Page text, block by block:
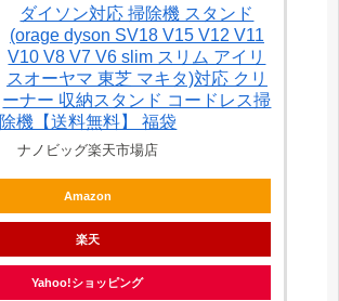
ダイソン対応 掃除機 スタンド
(orage dyson SV18 V15 V12 V11
V10 V8 V7 V6 slim スリム アイリ
スオーヤマ 東芝 マキタ)対応 クリ
ーナー 収納スタンド コードレス掃
除機【送料無料】 福袋
ナノビッグ楽天市場店
Amazon
楽天
Yahoo!ショッピング